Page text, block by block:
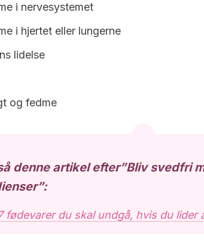
i nervesystemet
i hjertet eller lungerne
lidelse
og fedme
denne artikel efter”Bliv svedfri
fødevarer du skal undgå, hvis du lider